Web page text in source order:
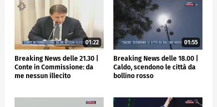
01:22
Breaking News delle 21.30 |
Conte in Commissione: da
me nessun illecito
01:55
Breaking News delle 18.00 |
Caldo, scendono le città da
bollino rosso